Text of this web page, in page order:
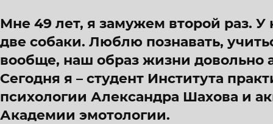
Мне 49 лет, я замужем второй раз.
две собаки. Люблю познавать,
вообще, наш образ жизни довольно
Сегодня я – студент Института
психологии Александра Шахова и
Академии эмотологии.